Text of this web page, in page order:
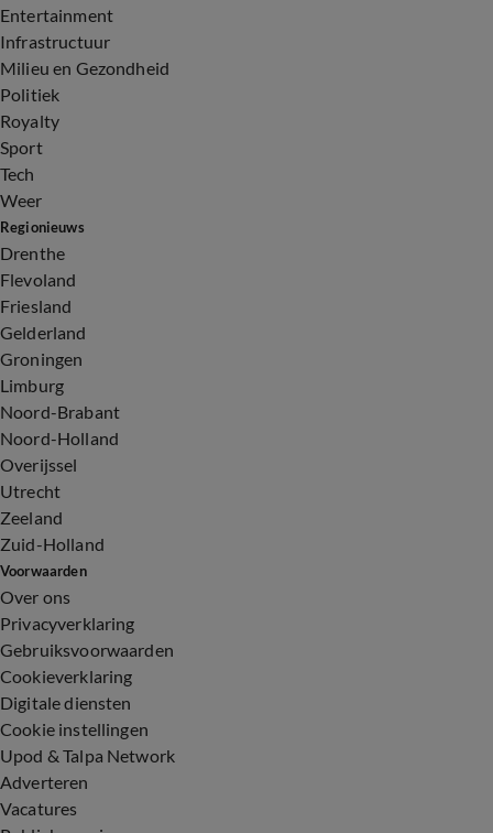
Entertainment
Infrastructuur
Milieu en Gezondheid
Politiek
Royalty
Sport
Tech
Weer
Regionieuws
Drenthe
Flevoland
Friesland
Gelderland
Groningen
Limburg
Noord-Brabant
Noord-Holland
Overijssel
Utrecht
Zeeland
Zuid-Holland
Voorwaarden
Over ons
Privacyverklaring
Gebruiksvoorwaarden
Cookieverklaring
Digitale diensten
Cookie instellingen
Upod & Talpa Network
Adverteren
Vacatures